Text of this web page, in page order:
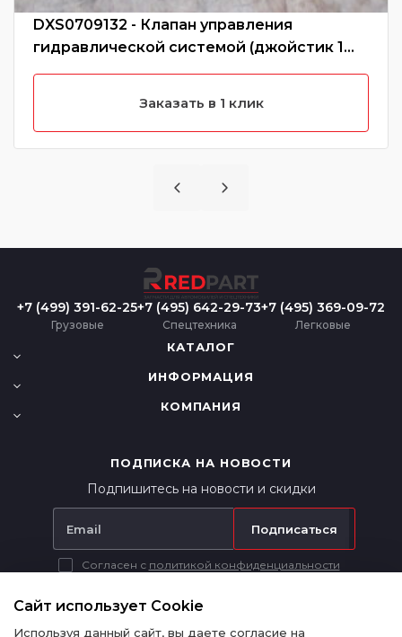
DXS0709132 - Клапан управления
гидравлической системой (джойстик 1
рукоятки) CDM855 DXS
Заказать в 1 клик
+7 (499) 391-62-25
Грузовые
+7 (495) 642-29-73
Спецтехника
+7 (495) 369-09-72
Легковые
КАТАЛОГ
ИНФОРМАЦИЯ
КОМПАНИЯ
ПОДПИСКА НА НОВОСТИ
Подпишитесь на новости и скидки
Подписаться
Согласен с политикой конфиденциальности
информационный характер и ни при каких условиях не является
публичной офертой в соответствии с п. 2 ст. 437 ГК РФ.
Сайт использует Cookie
Используя данный сайт, вы даете согласие на